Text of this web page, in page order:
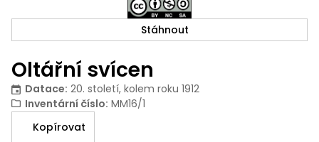
Oltářní svícen
Datace: 20. století, kolem roku 1912
Inventární číslo: MM16/1
Kopírovat
Stáhnout